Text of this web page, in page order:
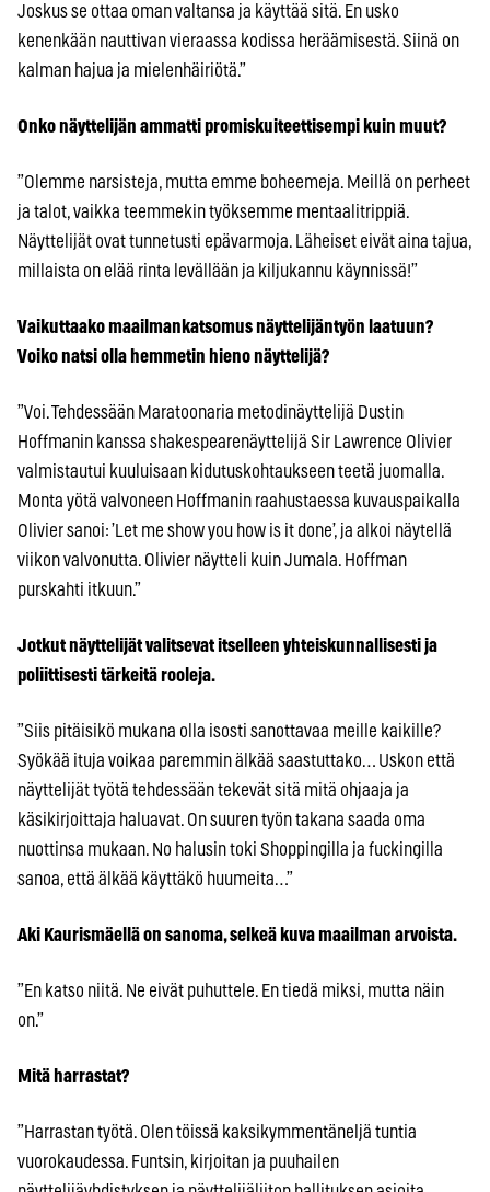
Joskus se ottaa oman valtansa ja käyttää sitä. En usko
kenenkään nauttivan vieraassa kodissa heräämisestä. Siinä on
kalman hajua ja mielenhäiriötä.”
Onko näyttelijän ammatti promiskuiteettisempi kuin muut?
”Olemme narsisteja, mutta emme boheemeja. Meillä on perheet
ja talot, vaikka teemmekin työksemme mentaalitrippiä.
Näyttelijät ovat tunnetusti epävarmoja. Läheiset eivät aina tajua,
millaista on elää rinta levällään ja kiljukannu käynnissä!”
Vaikuttaako maailmankatsomus näyttelijäntyön laatuun?
Voiko natsi olla hemmetin hieno näyttelijä?
”Voi. Tehdessään Maratoonaria metodinäyttelijä Dustin
Hoffmanin kanssa shakespearenäyttelijä Sir Lawrence Olivier
valmistautui kuuluisaan kidutuskohtaukseen teetä juomalla.
Monta yötä valvoneen Hoffmanin raahustaessa kuvauspaikalla
Olivier sanoi: ’Let me show you how is it done’, ja alkoi näytellä
viikon valvonutta. Olivier näytteli kuin Jumala. Hoffman
purskahti itkuun.”
Jotkut näyttelijät valitsevat itselleen yhteiskunnallisesti ja
poliittisesti tärkeitä rooleja.
”Siis pitäisikö mukana olla isosti sanottavaa meille kaikille?
Syökää ituja voikaa paremmin älkää saastuttako… Uskon että
näyttelijät työtä tehdessään tekevät sitä mitä ohjaaja ja
käsikirjoittaja haluavat. On suuren työn takana saada oma
nuottinsa mukaan. No halusin toki Shoppingilla ja fuckingilla
sanoa, että älkää käyttäkö huumeita…”
Aki Kaurismäellä on sanoma, selkeä kuva maailman arvoista.
”En katso niitä. Ne eivät puhuttele. En tiedä miksi, mutta näin
on.”
Mitä harrastat?
”Harrastan työtä. Olen töissä kaksikymmentäneljä tuntia
vuorokaudessa. Funtsin, kirjoitan ja puuhailen